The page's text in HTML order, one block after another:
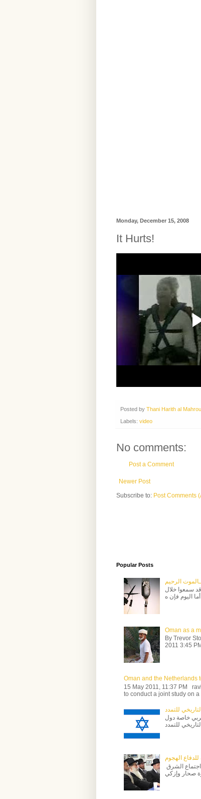
Monday, December 15, 2008
It Hurts!
Posted by Thani Harith al
Labels: video
No comments:
Post a Comment
Newer Post
Subscribe to: Post Comments
Popular Posts
الرحيم
ساعةً قليلون كانوا قد سمعوا خلال
Oman as a
By Trevor
2011 3:45
Oman and the Netherlands
15 May 2011, 11:37 PM
to conduct a joint study on a
للتمدد
خاصة دول
الهجوم